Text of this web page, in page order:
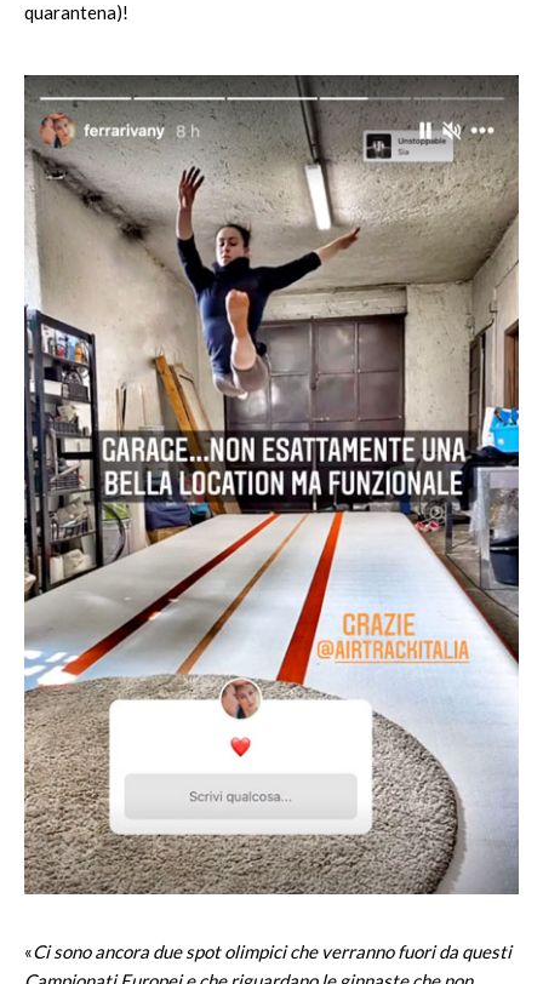
quarantena)!
«Ci sono ancora due spot olimpici che verranno fuori da questi